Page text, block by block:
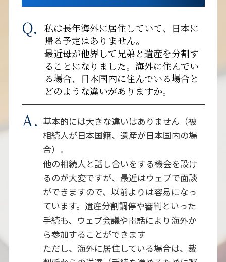
私は長年海外に居住していて、日本に
帰る予定はありません。
最近母が他界して兄弟と遺産を分割す
ることになりました。海外に住んでい
る場合、日本国内に住んでいる場合と
どのような違いがありますか。
基本的には大きな違いはありません（被
相続人が日本国籍、遺産が日本国内の場
合）。
他の相続人と話し合いをする機会を設け
るのが大変ですが、最近はウェブで面談
ができますので、以前よりは容易になっ
ています。遺産分割調停や審判といった
手続も、ウェブ会議や電話により海外か
ら参加することができます
ただし、海外に居住している場合は、裁